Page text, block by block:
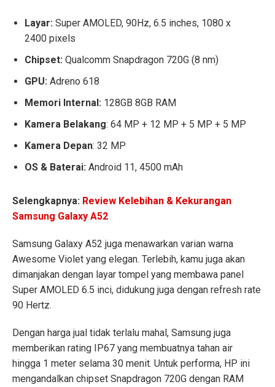
Layar: Super AMOLED, 90Hz, 6.5 inches, 1080 x
2400 pixels
Chipset: Qualcomm Snapdragon 720G (8 nm)
GPU: Adreno 618
Memori Internal: 128GB 8GB RAM
Kamera Belakang: 64 MP + 12 MP + 5 MP + 5 MP
Kamera Depan: 32 MP
OS & Baterai: Android 11, 4500 mAh
Selengkapnya: Review Kelebihan & Kekurangan
Samsung Galaxy A52
Samsung Galaxy A52 juga menawarkan varian warna
Awesome Violet yang elegan. Terlebih, kamu juga akan
dimanjakan dengan layar tompel yang membawa panel
Super AMOLED 6.5 inci, didukung juga dengan refresh rate
90 Hertz.
Dengan harga jual tidak terlalu mahal, Samsung juga
memberikan rating IP67 yang membuatnya tahan air
hingga 1 meter selama 30 menit. Untuk performa, HP ini
mengandalkan chipset Snapdragon 720G dengan RAM